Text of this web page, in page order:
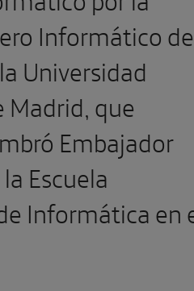
Informático de
Universidad
Madrid, que
Embajador
Escuela
Informática en